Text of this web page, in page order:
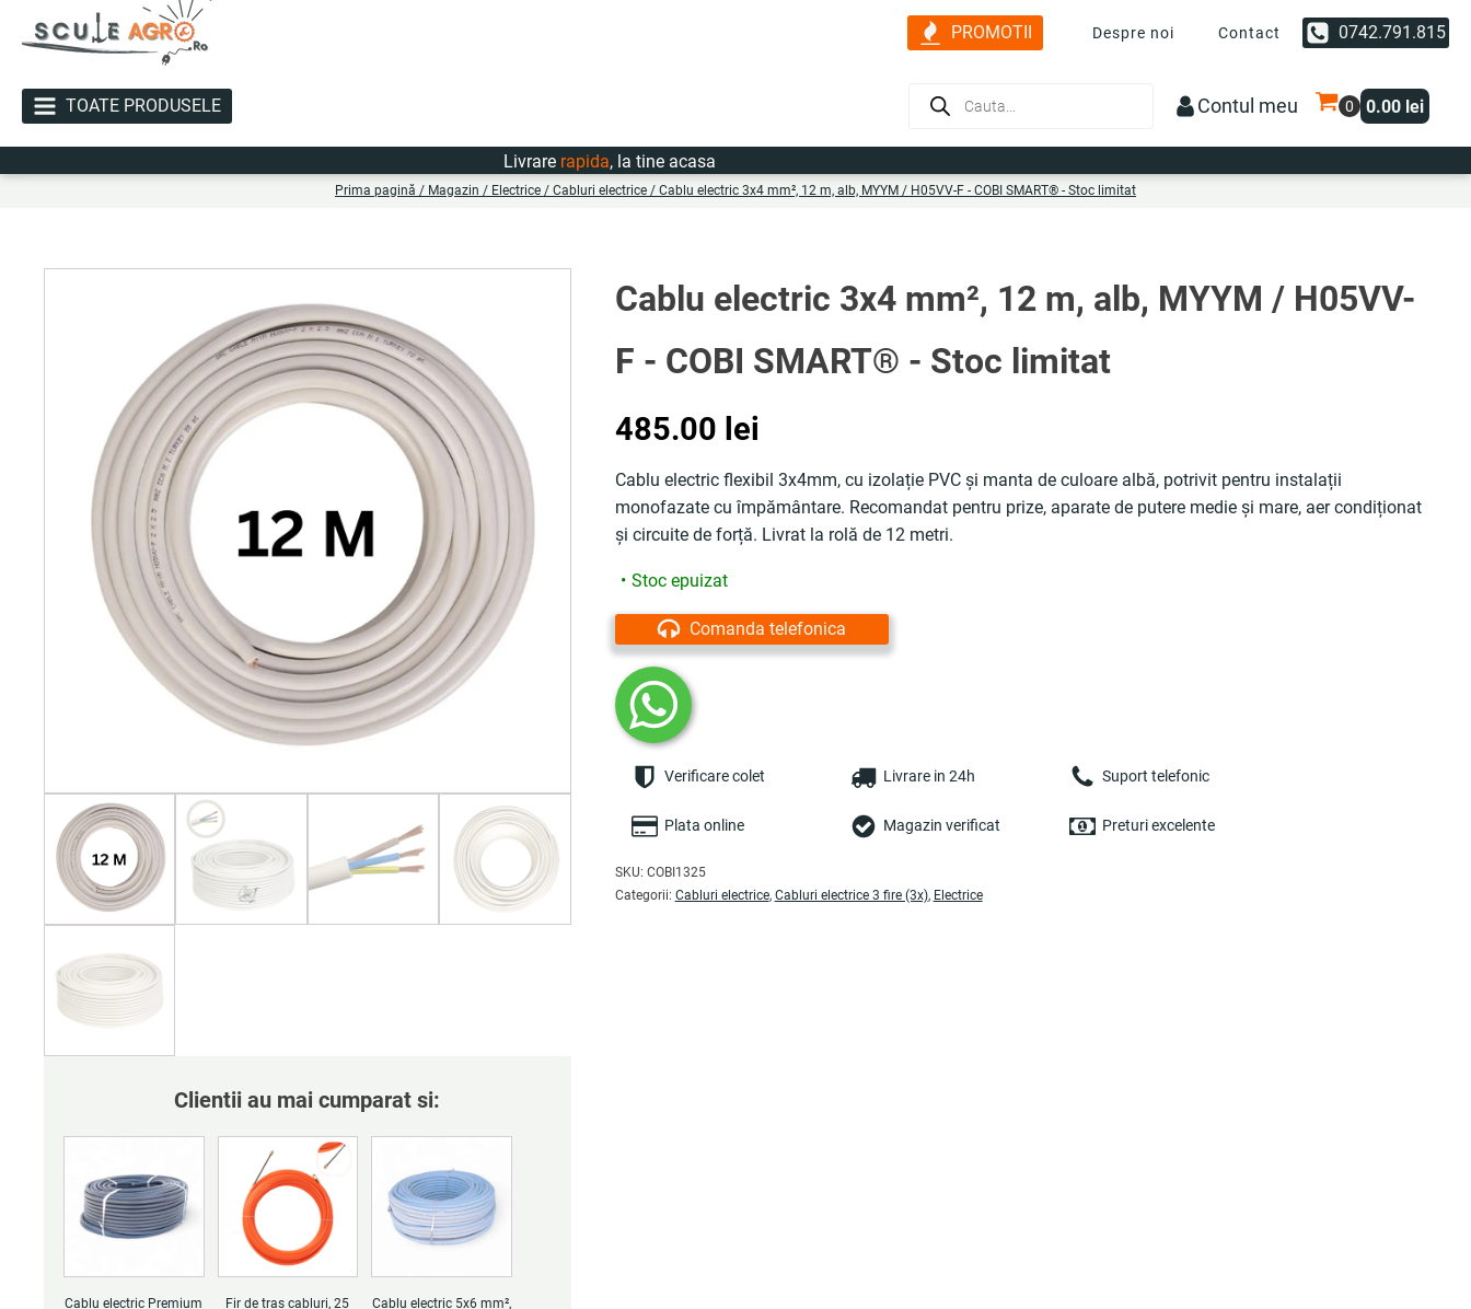
PROMOTII Despre noi Contact 0742.791.815
TOATE PRODUSELE
Products
Contul meu 0.00 lei
Livrarerapida, la tine acasa
Prima pagină / Magazin / Electrice / Cabluri electrice / Cablu electric 3x4 mm², 12 m, alb, MYYM / H05VV-F - COBI SMART® - Stoc limitat
Clientii au mai cumparat si:
Cablu electric Premium
Fir de tras cabluri, 25
Cablu electric 5x6 mm²,
Cablu electric 3x4 mm², 12 m, alb, MYYM / H05VV-
F - COBI SMART® - Stoc limitat
485.00 lei
Cablu electric flexibil 3x4mm, cu izolație PVC și manta de culoare albă, potrivit pentru instalații
monofazate cu împământare. Recomandat pentru prize, aparate de putere medie și mare, aer condiționat
și circuite de forță. Livrat la rolă de 12 metri.
Stoc epuizat
Comanda telefonica
Verificare colet Livrare in 24h Suport telefonic
Plata online Magazin verificat Preturi excelente
SKU: COBI1325
Categorii: Cabluri electrice, Cabluri electrice 3 fire (3x), Electrice